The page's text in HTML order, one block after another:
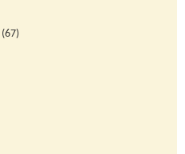
(67)